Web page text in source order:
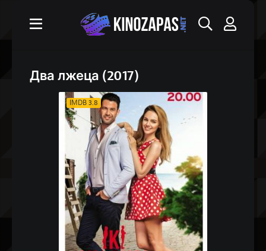
Два лжеца (2017)
IMDB 3.8